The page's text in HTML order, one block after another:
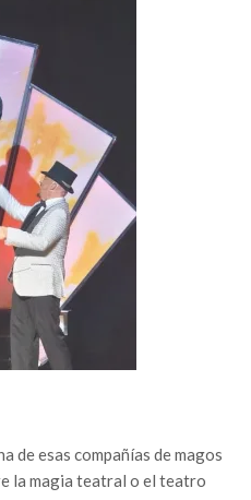
de esas compañías de magos
la magia teatral o el teatro